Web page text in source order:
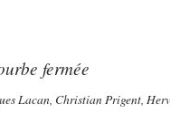
fermée
Lacan, Christian Prigent,